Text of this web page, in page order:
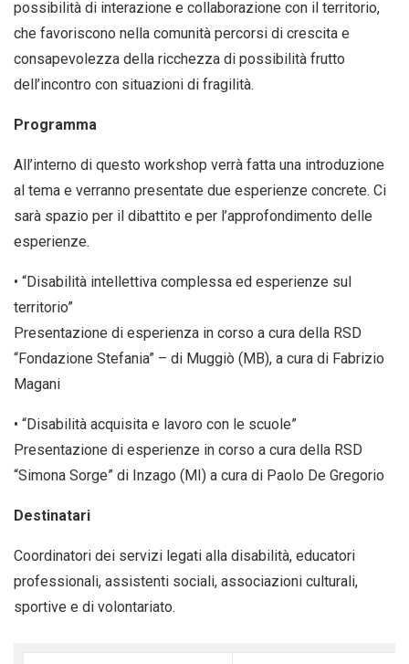
possibilità di interazione e collaborazione con il territorio,
che favoriscono nella comunità percorsi di crescita e
consapevolezza della ricchezza di possibilità frutto
dell’incontro con situazioni di fragilità.
Programma
All’interno di questo workshop verrà fatta una introduzione
al tema e verranno presentate due esperienze concrete. Ci
sarà spazio per il dibattito e per l’approfondimento delle
esperienze.
• “Disabilità intellettiva complessa ed esperienze sul
territorio”
Presentazione di esperienza in corso a cura della RSD
“Fondazione Stefania” – di Muggiò (MB), a cura di Fabrizio
Magani
• “Disabilità acquisita e lavoro con le scuole”
Presentazione di esperienze in corso a cura della RSD
“Simona Sorge” di Inzago (MI) a cura di Paolo De Gregorio
Destinatari
Coordinatori dei servizi legati alla disabilità, educatori
professionali, assistenti sociali, associazioni culturali,
sportive e di volontariato.